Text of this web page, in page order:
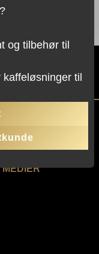
produktet og spar
I KURVEN
00
og tilbehør til
til